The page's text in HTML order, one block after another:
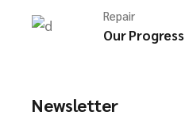
Repair
Our Progress
Newsletter